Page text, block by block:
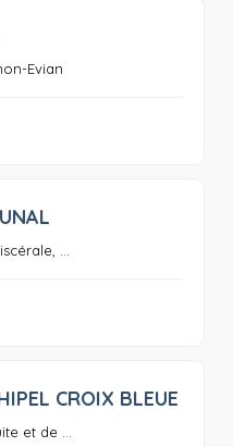
Evian
...
0
CROIX BLEUE
et de ...